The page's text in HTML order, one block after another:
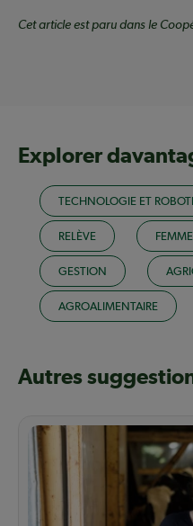
Cet article est paru dans le
Explorer
TECHNOLOGIE ET
RELÈVE FEMME
GESTION
AGROALIMENTAIRE
Autres